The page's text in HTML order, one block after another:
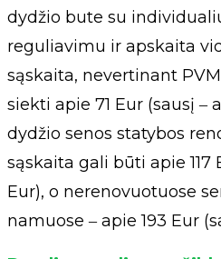
dydžio bute su
reguliavimu ir apskaita
sąskaita, nevertinant
siekti apie 71 Eur (sausį ‒
dydžio senos statybos
sąskaita gali būti apie 117
Eur), o nerenovuotuose
namuose ‒ apie 193 Eur